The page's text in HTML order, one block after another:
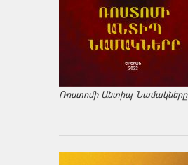
Ռոստոմի Անտիպ Նամակները